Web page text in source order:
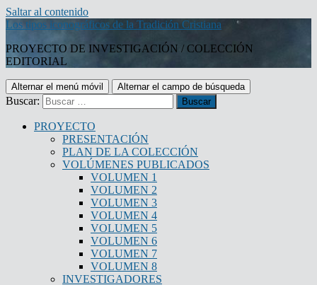
Saltar al contenido
Los tipos iconográficos de la Tradición Cristiana
PROYECTO DE INVESTIGACIÓN / COLECCIÓN
EDITORIAL
Alternar el menú móvil Alternar el campo de búsqueda
Buscar:
PROYECTO
PRESENTACIÓN
PLAN DE LA COLECCIÓN
VOLÚMENES PUBLICADOS
VOLUMEN 1
VOLUMEN 2
VOLUMEN 3
VOLUMEN 4
VOLUMEN 5
VOLUMEN 6
VOLUMEN 7
VOLUMEN 8
INVESTIGADORES